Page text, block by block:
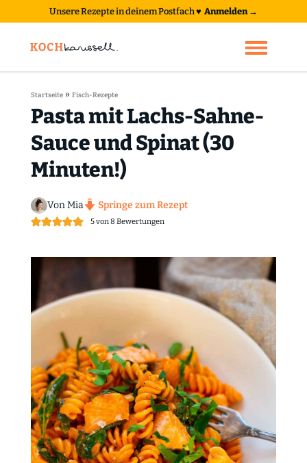
Unsere Rezepte in deinem Postfach♥ Anmelden →
Startseite» Fisch-Rezepte
Pasta mit Lachs-Sahne-
Sauce und Spinat (30
Minuten!)
Von Mia Springe zum Rezept
5von8 Bewertungen